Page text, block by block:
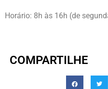
Horário: 8h às 16h (de
COMPARTILHE